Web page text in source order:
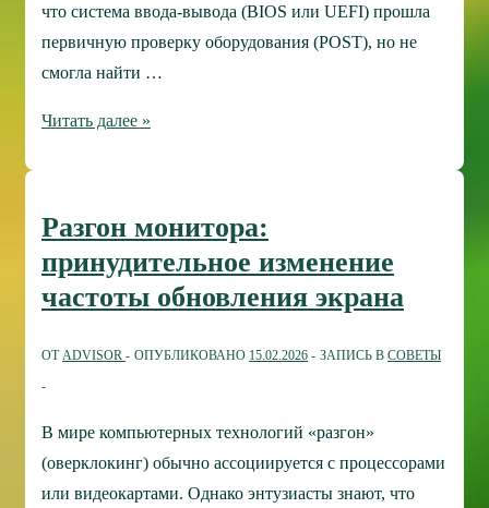
что система ввода-вывода (BIOS или UEFI) прошла
первичную проверку оборудования (POST), но не
смогла найти …
Что
DISK
BOOT
FAILURE,
SYSTEM
AND
PRESS
ENTER
Читать далее »
Разгон монитора:
принудительное изменение
частоты обновления экрана
ОТ ADVISOR ОПУБЛИКОВАНО 15.02.2026 ЗАПИСЬ В СОВЕТЫ
В мире компьютерных технологий «разгон»
(оверклокинг) обычно ассоциируется с процессорами
или видеокартами. Однако энтузиасты знают, что